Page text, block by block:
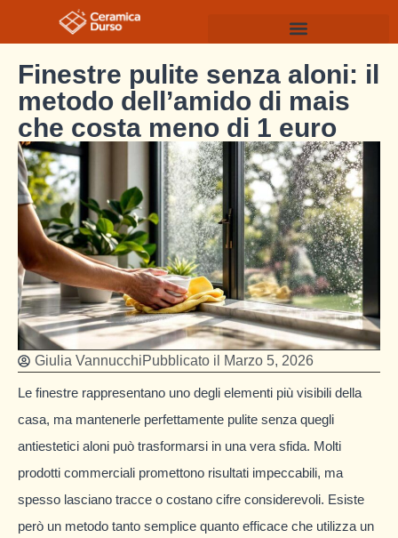
Finestre pulite senza aloni: il
metodo dell’amido di mais
che costa meno di 1 euro
Giulia VannucchiPubblicato il Marzo 5, 2026
Le finestre rappresentano uno degli elementi più visibili della
casa, ma mantenerle perfettamente pulite senza quegli
antiestetici aloni può trasformarsi in una vera sfida. Molti
prodotti commerciali promettono risultati impeccabili, ma
spesso lasciano tracce o costano cifre considerevoli. Esiste
però un metodo tanto semplice quanto efficace che utilizza un